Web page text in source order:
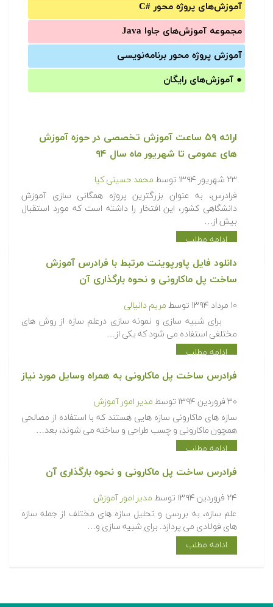
آموزش‌های پروژه محور #C
مجموعه آموزش‌های جاوا Java
آموزش‌ پروژه محور برنامه‌نویسی
● آموزش‌های رایگان
ارائه ۵۹ ساعت آموزش تخصصی در حوزه آموزش
های عمومی تا شهریور ماه سال ۹۴
۲۳ شهریور ۱۳۹۴ توسط محمد حسینی کیا
فرادرس، به عنوان بزرگترین پروژه همگانی سازی آموزش
دانشگاهی کشور، این افتخار را داشته است که مورد استقبال
بیش از…
ادامه مطلب
دانلود فایل پاورپوینت مرتبط با فرادرس آموزش
ساخت پل ماکارونی و نحوه بارگذاری آن
۱۰ مرداد ۱۳۹۴ توسط مریم دانیالی
برای شبیه سازی و نمونه سازی درعلم سازه از روش های
مختلفی استفاده می شود که یکی از…
ادامه مطلب
فرادرس ساخت پل ماکارونی به همراه وسایل مورد نیاز
۳۰ فروردین ۱۳۹۴ توسط مدیر امور آموزش
سازه های ماکارونی سازه هایی هستند که با استفاده از مصالحی
همچون ماکارونی و چسب طراحی و ساخته می شوند، بعد…
ادامه مطلب
فرادرس ساخت پل ماکارونی و نحوه بارگذاری آن
۲۴ فروردین ۱۳۹۴ توسط مدیر امور آموزش
علم سازه، به بررسی و تحلیل سازه های مختلف از جمله سازه
های فولادی می پردازد. برای شبیه سازی و…
ادامه مطلب